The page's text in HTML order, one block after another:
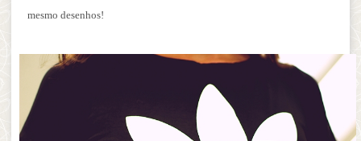
mesmo desenhos!